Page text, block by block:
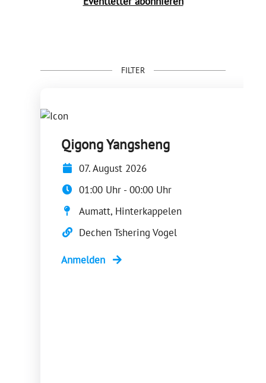
FILTER
Qigong Yangsheng
07. August 2026
01:00 Uhr - 00:00 Uhr
Aumatt, Hinterkappelen
Dechen Tshering Vogel
Anmelden